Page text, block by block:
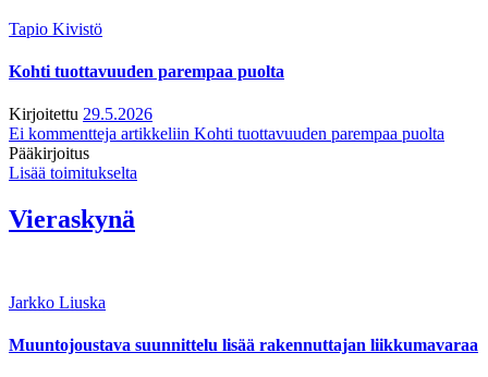
Tapio Kivistö
Kohti tuottavuuden parempaa puolta
Kirjoitettu 29.5.2026
Ei kommentteja artikkeliin Kohti tuottavuuden parempaa puolta
Pääkirjoitus
Lisää toimitukselta
Vieraskynä
Jarkko Liuska
Muuntojoustava suunnittelu lisää rakennuttajan liikkumavaraa